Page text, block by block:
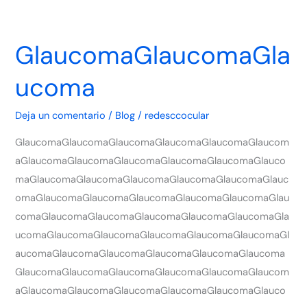
GlaucomaGlaucomaGla
ucoma
Deja un comentario / Blog / redesccocular
GlaucomaGlaucomaGlaucomaGlaucomaGlaucomaGlaucom
aGlaucomaGlaucomaGlaucomaGlaucomaGlaucomaGlauco
maGlaucomaGlaucomaGlaucomaGlaucomaGlaucomaGlauc
omaGlaucomaGlaucomaGlaucomaGlaucomaGlaucomaGlau
comaGlaucomaGlaucomaGlaucomaGlaucomaGlaucomaGla
ucomaGlaucomaGlaucomaGlaucomaGlaucomaGlaucomaGl
aucomaGlaucomaGlaucomaGlaucomaGlaucomaGlaucoma
GlaucomaGlaucomaGlaucomaGlaucomaGlaucomaGlaucom
aGlaucomaGlaucomaGlaucomaGlaucomaGlaucomaGlauco
GlaucomaGlaucomaGlaucoma